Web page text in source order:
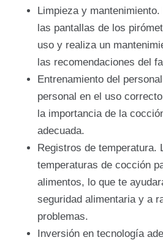
Limpieza y
las pantallas de los
uso y realiza un
las recomendaciones del
Entrenamiento del
personal en el uso
la importancia de la
adecuada.
Registros de temperatura.
temperaturas de cocción
alimentos, lo que te
seguridad alimentaria y a
problemas.
Inversión en tecnología